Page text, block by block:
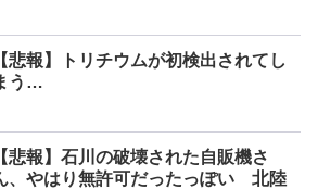
【悲報】トリチウムが初検出されてし
う…
【悲報】石川の破壊された自販機さ
、やはり無許可だったっぽい 北陸